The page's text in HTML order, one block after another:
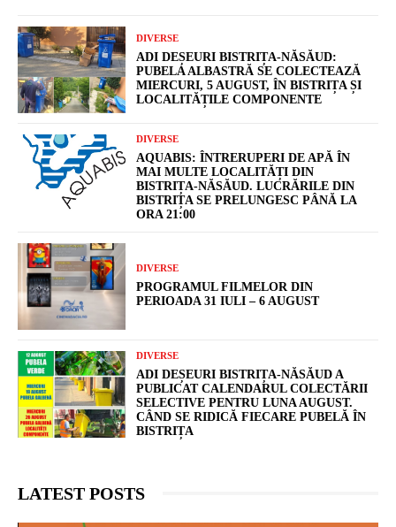
DIVERSE
ADI DEȘEURI BISTRIȚA-NĂSĂUD:
PUBELA ALBASTRĂ SE COLECTEAZĂ
MIERCURI, 5 AUGUST, ÎN BISTRIȚA ȘI
LOCALITĂȚILE COMPONENTE
DIVERSE
AQUABIS: ÎNTRERUPERI DE APĂ ÎN
MAI MULTE LOCALITĂȚI DIN
BISTRIȚA-NĂSĂUD. LUCRĂRILE DIN
BISTRIȚA SE PRELUNGESC PÂNĂ LA
ORA 21:00
DIVERSE
PROGRAMUL FILMELOR DIN
PERIOADA 31 IULI – 6 AUGUST
DIVERSE
ADI DEȘEURI BISTRIȚA-NĂSĂUD A
PUBLICAT CALENDARUL COLECTĂRII
SELECTIVE PENTRU LUNA AUGUST.
CÂND SE RIDICĂ FIECARE PUBELĂ ÎN
BISTRIȚA
LATEST POSTS